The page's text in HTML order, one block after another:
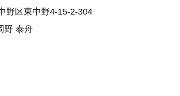
区東中野4-15-2-304
野 泰舟